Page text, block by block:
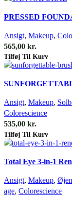
PRESSED
Ansigt, Makeup,
565,00 kr.
Tilføj Til Kurv
Ansigt, Makeup,
Colorescience
535,00 kr.
Tilføj Til Kurv
Total Eye 3-in-1
Ansigt, Makeup,
age, Colorescience